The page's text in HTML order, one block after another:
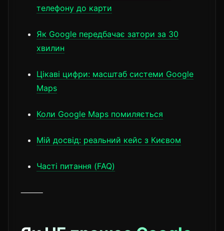
телефону до карти
Як Google передбачає затори за 30
хвилин
Цікаві цифри: масштаб системи Google
Maps
Коли Google Maps помиляється
Мій досвід: реальний кейс з Києвом
Часті питання (FAQ)
⸻